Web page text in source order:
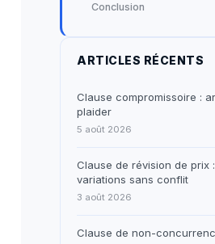
Conclusion
ARTICLES RÉCENTS
Clause compromissoire :
plaider
5 août 2026
Clause de révision de prix
variations sans conflit
3 août 2026
Clause de non-